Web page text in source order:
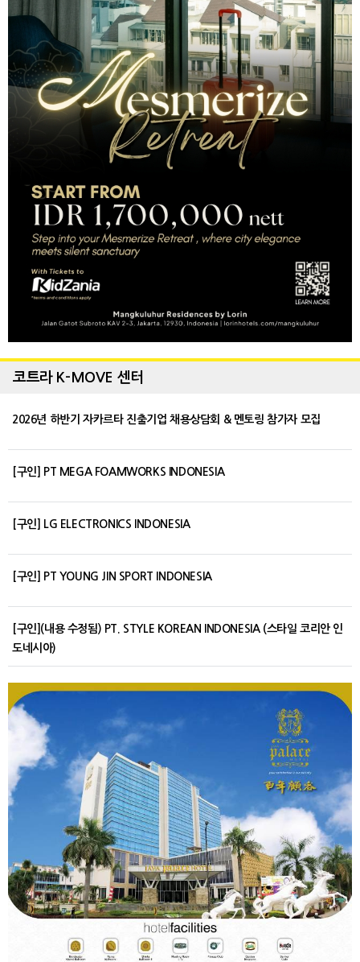
코트라 K-MOVE 센터
2026년 하반기 자카르타 진출기업 채용상담회 & 멘토링 참가자 모집
[구인] PT MEGA FOAMWORKS INDONESIA
[구인] LG ELECTRONICS INDONESIA
[구인] PT YOUNG JIN SPORT INDONESIA
[구인](내용 수정됨) PT. STYLE KOREAN INDONESIA (스타일 코리안 인
도네시아)